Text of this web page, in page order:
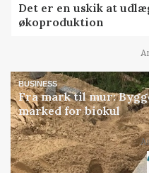
Det er en uskik at
økoproduktion
BUSINESS
Fra mark til mur:
marked for biokul